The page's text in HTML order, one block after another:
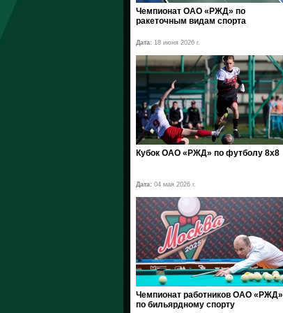
Чемпионат ОАО «РЖД» по
ракеточным видам спорта
Дата: 18 июня 2026 г.
Кубок ОАО «РЖД» по футболу 8х8
Дата: 04 мая 2026 г.
Чемпионат работников ОАО «РЖД»
по бильярдному спорту